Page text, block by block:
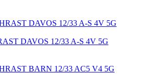
DAVOS 12/33 A-S 4V 5G